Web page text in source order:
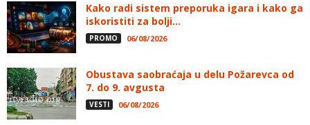
Kako radi sistem preporuka igara i kako ga
iskoristiti za bolji...
PROMO 06/08/2026
Obustava saobraćaja u delu Požarevca od
7. do 9. avgusta
VESTI 06/08/2026